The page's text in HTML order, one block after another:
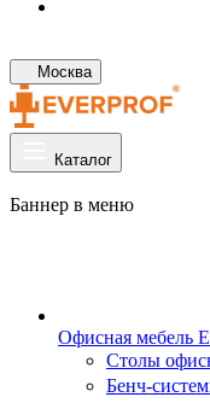
Москва
Каталог
Баннер в меню
Офисная мебель
Cтолы
Бенч-